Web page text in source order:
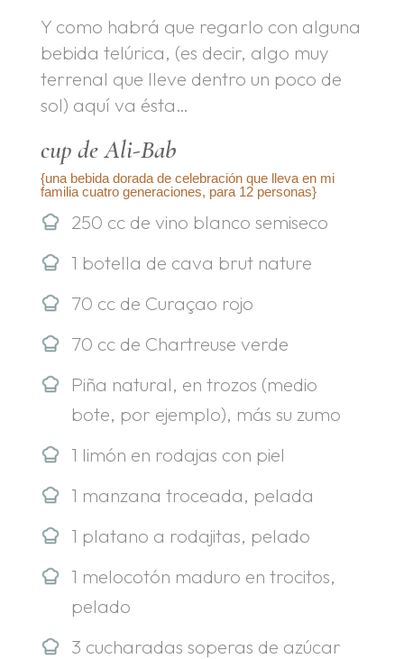
Y como habrá que regarlo con alguna
bebida telúrica, (es decir, algo muy
terrenal que lleve dentro un poco de
sol) aquí va ésta…
cup de Ali-Bab
{una bebida dorada de celebración que lleva en mi
familia cuatro generaciones, para 12 personas}
250 cc de vino blanco semiseco
1 botella de cava brut nature
70 cc de Curaçao rojo
70 cc de Chartreuse verde
Piña natural, en trozos (medio
bote, por ejemplo), más su zumo
1 limón en rodajas con piel
1 manzana troceada, pelada
1 platano a rodajitas, pelado
1 melocotón maduro en trocitos,
pelado
3 cucharadas soperas de azúcar